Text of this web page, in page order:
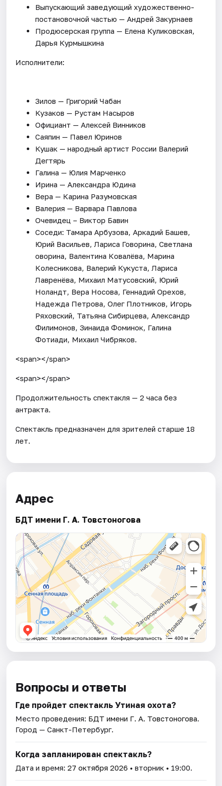
Выпускающий заведующий художественно-
постановочной частью — Андрей Закурнаев
Продюсерская группа — Елена Куликовская,
Дарья Курмышкина
Исполнители:
Зилов — Григорий Чабан
Кузаков — Рустам Насыров
Официант — Алексей Винников
Саяпин — Павел Юринов
Кушак — народный артист России Валерий
Дегтярь
Галина — Юлия Марченко
Ирина — Александра Юдина
Вера — Карина Разумовская
Валерия — Варвара Павлова
Очевидец – Виктор Бавин
Соседи: Тамара Арбузова, Аркадий Башев,
Юрий Васильев, Лариса Говорина, Светлана
оворина, Валентина Ковалёва, Марина
Колесникова, Валерий Кукуста, Лариса
Лавренёва, Михаил Матусовский, Юрий
Ноландт, Вера Носова, Геннадий Орехов,
Надежда Петрова, Олег Плотников, Игорь
Ряховский, Татьяна Сибирцева, Александр
Филимонов, Зинаида Фоминок, Галина
Фотиади, Михаил Чибряков.
<span></span>
<span></span>
Продолжительность спектакля — 2 часа без
антракта.
Спектакль предназначен для зрителей старше 18
лет.
Адрес
БДТ имени Г. А. Товстоногова
Вопросы и ответы
Где пройдет спектакль Утиная охота?
Место проведения: БДТ имени Г. А. Товстоногова.
Город — Санкт-Петербург.
Когда запланирован спектакль?
Дата и время:27 октября 2026 • вторник • 19:00.